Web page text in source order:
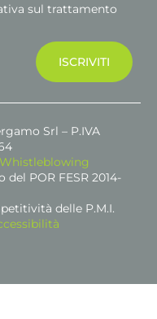
sul trattamento
ISCRIVITI
Srl – P.IVA
Whistleblowing
POR FESR 2014-
delle P.M.I.